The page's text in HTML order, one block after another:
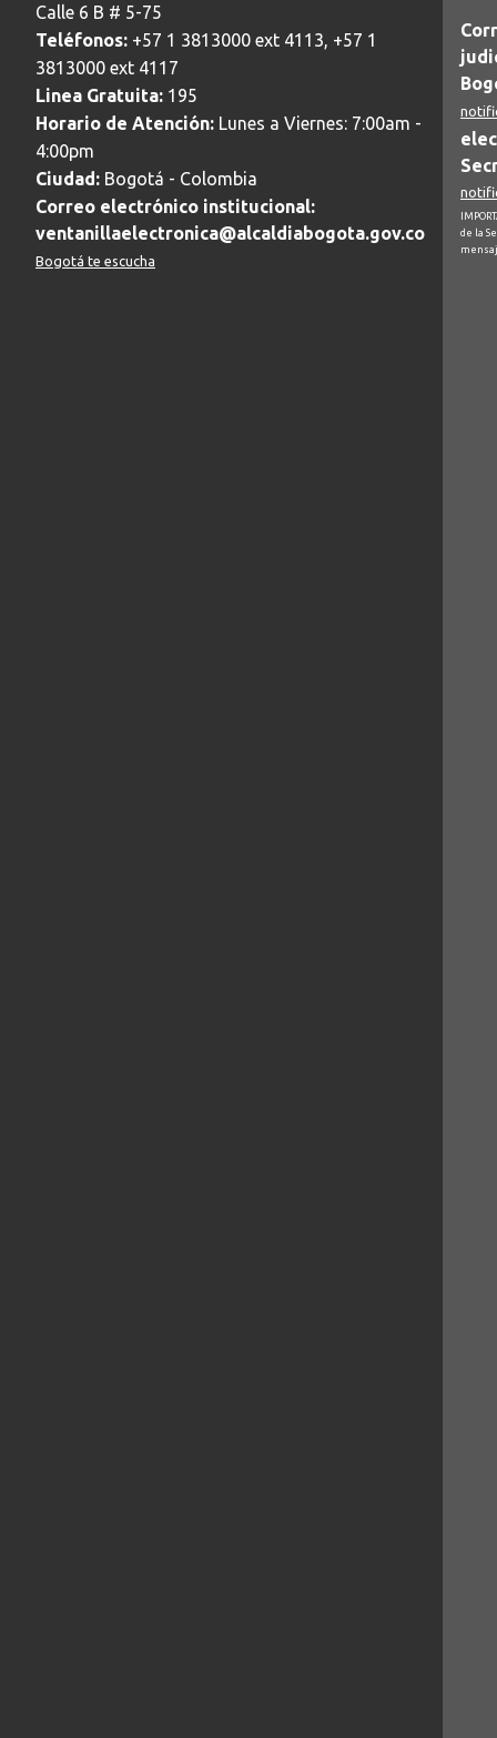
Calle 6 B # 5-75
Teléfonos: +57 1 3813000 ext 4113, +57 1
3813000 ext 4117
Linea Gratuita: 195
Horario de Atención: Lunes a Viernes: 7:00am -
4:00pm
Ciudad: Bogotá - Colombia
Correo electrónico institucional:
ventanillaelectronica@alcaldiabogota.gov.co
Bogotá te escucha
de la